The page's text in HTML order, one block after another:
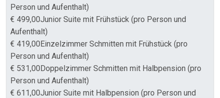
Person und Aufenthalt)
€ 499,00Junior Suite mit Frühstück (pro Person und
Aufenthalt)
€ 419,00Einzelzimmer Schmitten mit Frühstück (pro
Person und Aufenthalt)
€ 531,00Doppelzimmer Schmitten mit Halbpension (pro
Person und Aufenthalt)
€ 611,00Junior Suite mit Halbpension (pro Person und